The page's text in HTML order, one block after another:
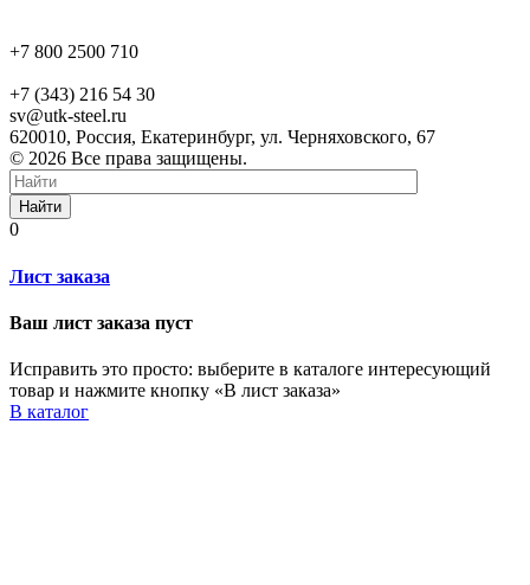
+7 800 2500 710
+7 (343) 216 54 30
sv@utk-steel.ru
620010, Россия, Екатеринбург, ул. Черняховского, 67
© 2026 Все права защищены.
Найти
0
Лист заказа
Ваш лист заказа пуст
Исправить это просто: выберите в каталоге интересующий
товар и нажмите кнопку «В лист заказа»
В каталог